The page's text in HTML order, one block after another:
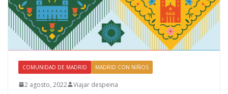
COMUNIDAD DE MADRID MADRID CON NIÑOS
2 agosto, 2022 Viajar despeina